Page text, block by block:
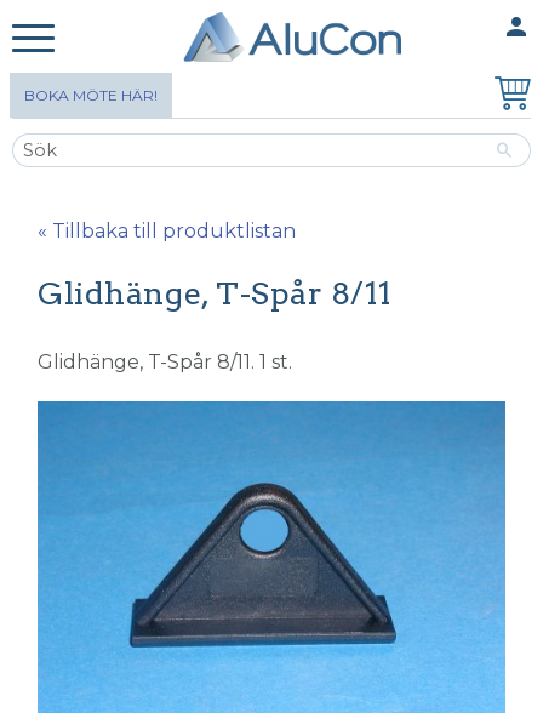
person
BOKA MÖTE HÄR!
« Tillbaka till produktlistan
Glidhänge, T-Spår 8/11
Glidhänge, T-Spår 8/11. 1 st.